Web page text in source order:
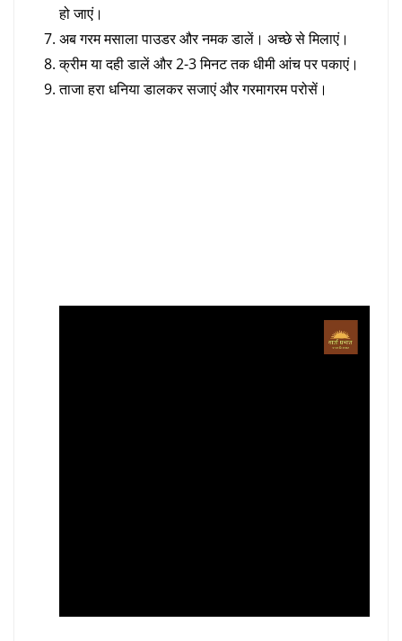
हो जाएं।
अब गरम मसाला पाउडर और नमक डालें। अच्छे से मिलाएं।
क्रीम या दही डालें और 2-3 मिनट तक धीमी आंच पर पकाएं।
ताजा हरा धनिया डालकर सजाएं और गरमागरम परोसें।